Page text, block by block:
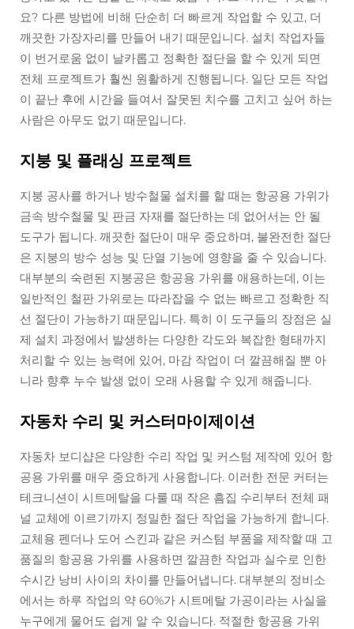
요? 다른 방법에 비해 단순히 더 빠르게 작업할 수 있고, 더
깨끗한 가장자리를 만들어 내기 때문입니다. 설치 작업자들
이 번거로움 없이 날카롭고 정확한 절단을 할 수 있게 되면
전체 프로젝트가 훨씬 원활하게 진행됩니다. 일단 모든 작업
이 끝난 후에 시간을 들여서 잘못된 치수를 고치고 싶어 하는
사람은 아무도 없기 때문입니다.
지붕 및 플래싱 프로젝트
지붕 공사를 하거나 방수철물 설치를 할 때는 항공용 가위가
금속 방수철물 및 판금 자재를 절단하는 데 없어서는 안 될
도구가 됩니다. 깨끗한 절단이 매우 중요하며, 불완전한 절단
은 지붕의 방수 성능 및 단열 기능에 영향을 줄 수 있습니다.
대부분의 숙련된 지붕공은 항공용 가위를 애용하는데, 이는
일반적인 철판 가위로는 따라잡을 수 없는 빠르고 정확한 직
선 절단이 가능하기 때문입니다. 특히 이 도구들의 장점은 실
제 설치 과정에서 발생하는 다양한 각도와 복잡한 형태까지
처리할 수 있는 능력에 있어, 마감 작업이 더 깔끔해질 뿐 아
니라 향후 누수 발생 없이 오래 사용할 수 있게 해줍니다.
자동차 수리 및 커스터마이제이션
자동차 보디샵은 다양한 수리 작업 및 커스텀 제작에 있어 항
공용 가위를 매우 중요하게 사용합니다. 이러한 전문 커터는
테크니션이 시트메탈을 다룰 때 작은 흠집 수리부터 전체 패
널 교체에 이르기까지 정밀한 절단 작업을 가능하게 합니다.
교체용 펜더나 도어 스킨과 같은 커스텀 부품을 제작할 때 고
품질의 항공용 가위를 사용하면 깔끔한 작업과 실수로 인한
수시간 낭비 사이의 차이를 만들어냅니다. 대부분의 정비소
에서는 하루 작업의 약 60%가 시트메탈 가공이라는 사실을
누구에게 물어도 쉽게 알 수 있습니다. 적절한 항공용 가위